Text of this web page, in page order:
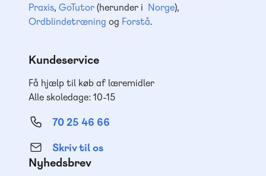
Praxis, GoTutor(herunder i Norge),
Ordblindetræning og Forstå.
Kundeservice
Få hjælp til køb af læremidler
Alle skoledage: 10-15
70 25 46 66
Skriv til os
Nyhedsbrev